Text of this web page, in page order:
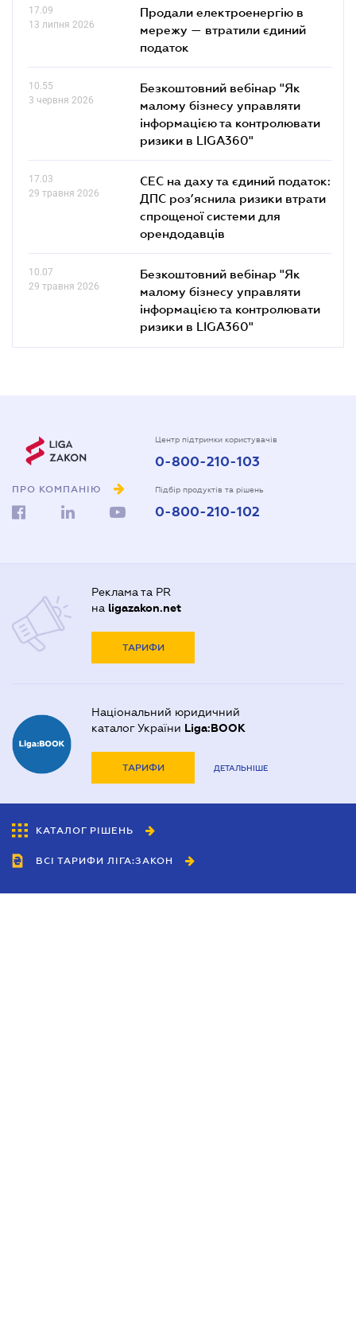
17.09
13 липня 2026
Продали електроенергію в
мережу — втратили єдиний
податок
10.55
3 червня 2026
Безкоштовний вебінар "Як
малому бізнесу управляти
інформацією та контролювати
ризики в LIGA360"
17.03
29 травня 2026
СЕС на даху та єдиний податок:
ДПС роз’яснила ризики втрати
спрощеної системи для
орендодавців
10.07
29 травня 2026
Безкоштовний вебінар "Як
малому бізнесу управляти
інформацією та контролювати
ризики в LIGA360"
ПРО КОМПАНІЮ
Центр підтримки користувачів
0-800-210-103
Підбір продуктів та рішень
0-800-210-102
Реклама та PR
на ligazakon.net
ТАРИФИ
Національний юридичний
каталог України Liga:BOOK
ТАРИФИ ДЕТАЛЬНІШЕ
КАТАЛОГ РІШЕНЬ
ВСІ ТАРИФИ ЛІГА:ЗАКОН